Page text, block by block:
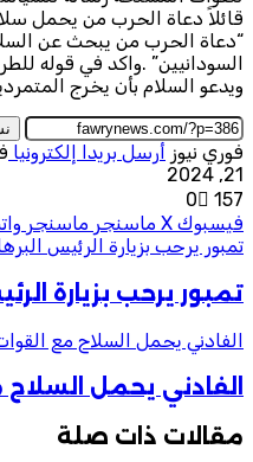
قائلاً دعاة الحرب من يحمل
“دعاة الحرب من يبحث عن
السودانيين” .واكد في قوله
ويدعو السلام بأن يخرج
فوري نيوز أرسل بريدا إلكترونيا
21, 2024
0
157
فيسبوك ‫X ماسنجر ماسنجر
تمبور يرحب بزيارة الرئيس
تمبور يرحب بزيارة
الفادني يحمل السلاح مع
الفادني يحمل
مقالات ذات صلة